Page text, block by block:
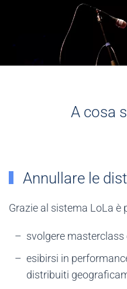
A cosa
Annullare le
Grazie al sistema LoLa è
svolgere
esibirsi in
distribuiti